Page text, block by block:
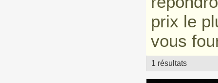
prix le
vous
1 résultats